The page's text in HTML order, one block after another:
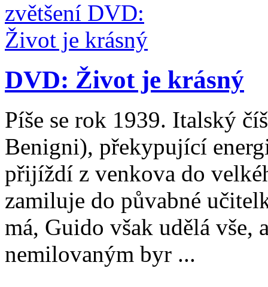
DVD: Život je krásný
Píše se rok 1939. Italský
Benigni), překypující
přijíždí z venkova do
zamiluje do půvabné
má, Guido však udělá vše,
nemilovaným byr ...